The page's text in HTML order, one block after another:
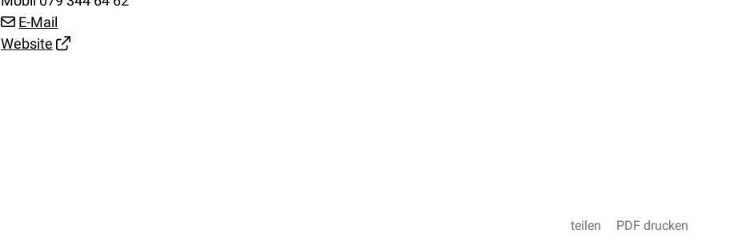
E-Mail
Website
teilen PDF drucken